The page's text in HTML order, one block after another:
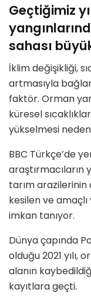
Geçtiğimiz
sahası
İklim değişikliği,
artmasıyla
faktör. Orman
küresel
yükselmesi
BBC Türkçe’de
araştırmacıların
tarım arazilerinin
kesilen ve
imkan tanıyor.
Dünya çapında
olduğu 2021 yılı,
alanın
kayıtlara geçti.